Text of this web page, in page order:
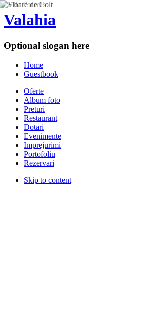
Valahia
Optional slogan here
Home
Guestbook
Oferte
Album foto
Preturi
Restaurant
Dotari
Evenimente
Imprejurimi
Portofoliu
Rezervari
Skip to content